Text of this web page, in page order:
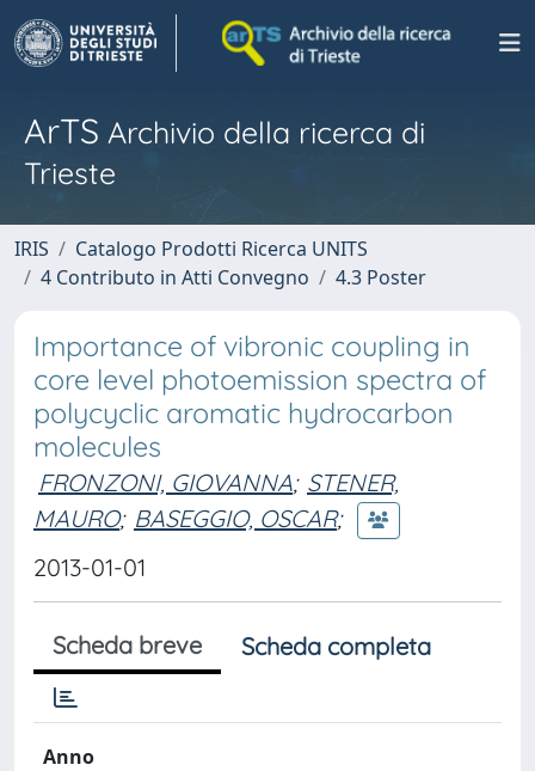
ArTS Archivio della ricerca di
Trieste
IRIS
Catalogo Prodotti Ricerca UNITS
4 Contributo in Atti Convegno
4.3 Poster
Importance of vibronic coupling in
core level photoemission spectra of
polycyclic aromatic hydrocarbon
molecules
FRONZONI, GIOVANNA; STENER,
MAURO; BASEGGIO, OSCAR;
2013-01-01
Scheda breve Scheda completa
Anno